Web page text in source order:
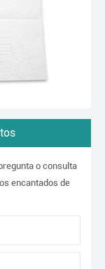
o consulta
encantados de